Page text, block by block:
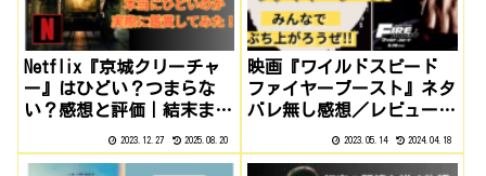
Netflix『京城クリーチャ
ー』はひどい？つまらな
い？感想と評価｜結末まで
ネタバレ解説2023.12.27 2025.08.20
映画『ワイルドスピード
ファイヤーブースト』ネタ
バレ無し感想／レビュー‼
これを見れば丸分かり‼
2023.05.14 2024.04.18